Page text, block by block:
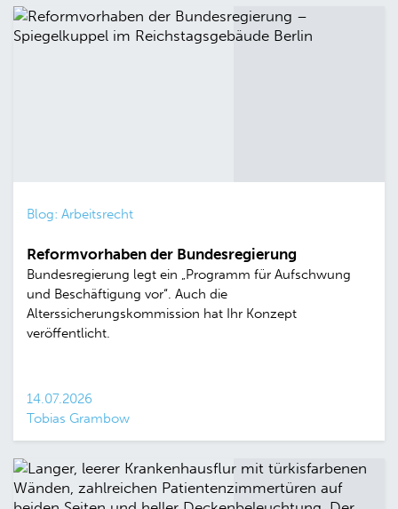
Blog: Arbeitsrecht
Reformvorhaben der Bundesregierung
Bundesregierung legt ein „Programm für Aufschwung
und Beschäftigung vor“. Auch die
Alterssicherungskommission hat Ihr Konzept
veröffentlicht.
14.07.2026
Tobias Grambow